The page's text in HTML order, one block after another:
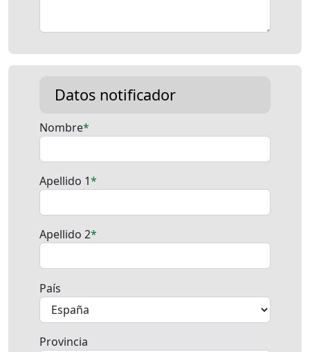
Datos notificador
Nombre
Apellido 1
Apellido 2
País
Provincia